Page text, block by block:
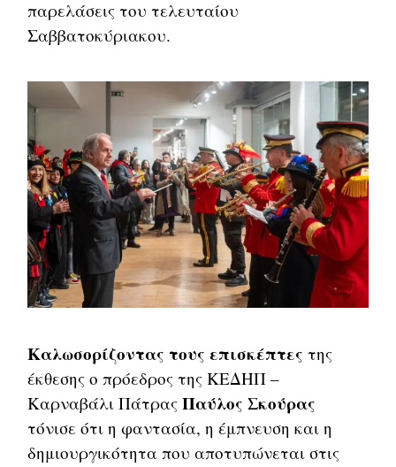
παρελάσεις του τελευταίου
Σαββατοκύριακου.
Καλωσορίζοντας τους επισκέπτες της
έκθεσης ο πρόεδρος της ΚΕΔΗΠ –
Καρναβάλι Πάτρας Παύλος Σκούρας
τόνισε ότι η φαντασία, η έμπνευση και η
δημιουργικότητα που αποτυπώνεται στις